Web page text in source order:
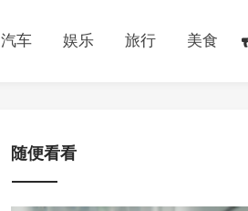
汽车 娱乐 旅行 美食
随便看看